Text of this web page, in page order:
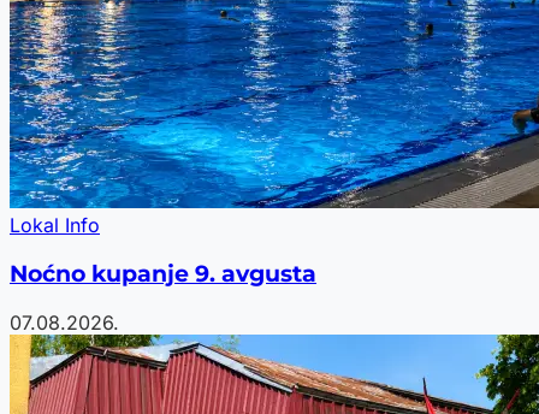
Lokal Info
Noćno kupanje 9. avgusta
07.08.2026.